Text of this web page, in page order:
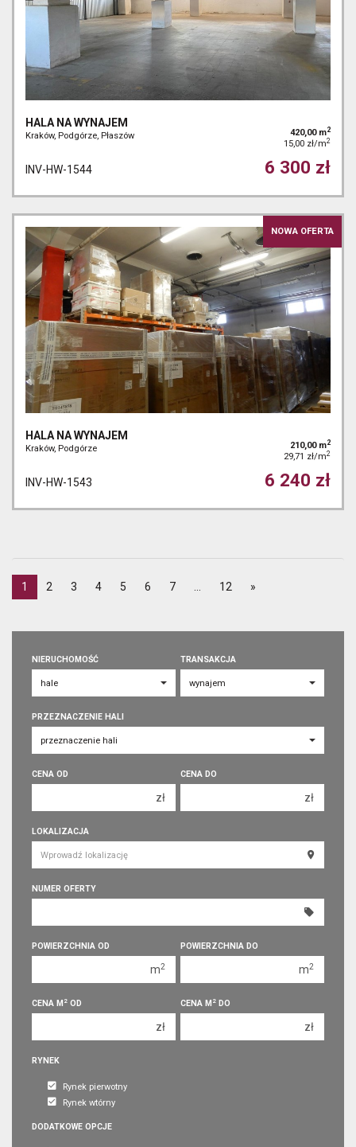
HALA NA WYNAJEM
Kraków, Podgórze, Płaszów 420,00 m2
15,00 zł/m2
INV-HW-1544 6 300 zł
NOWA OFERTA
HALA NA WYNAJEM
Kraków, Podgórze 210,00 m2
29,71 zł/m2
INV-HW-1543 6 240 zł
1 2 3 4 5 6 7 ... 12 »
NIERUCHOMOŚĆ TRANSAKCJA
PRZEZNACZENIE HALI
CENA OD
zł
250 000 zł
300 000 zł
400 000 zł
CENA DO
zł
250 000 zł
400 000 zł
LOKALIZACJA
NUMER OFERTY
POWIERZCHNIA OD
m2
POWIERZCHNIA DO
m2
CENA M 2 OD
zł
CENA M 2 DO
zł
RYNEK
Rynek pierwotny
Rynek wtórny
DODATKOWE OPCJE